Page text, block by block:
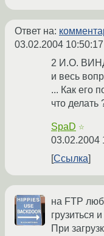
Ответ на:
03.02.2004
2 И.О.
и весь
... Как его
что делать
SpaD ☆
03.02.2004
Ссылка
на FTP
грузиться
При